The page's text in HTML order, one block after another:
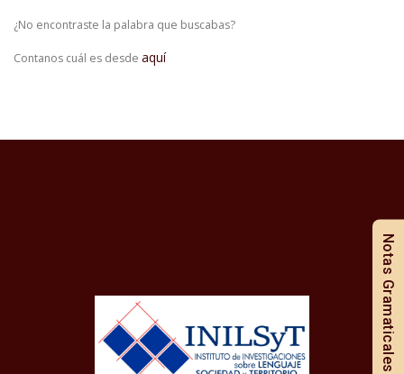
¿No encontraste la palabra que buscabas?
Contanos cuál es desde aquí
Notas Gramaticales